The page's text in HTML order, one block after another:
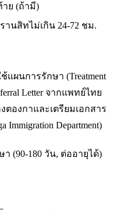
ย (ถ้ามี)
านสิทไม่เกิน 24-72 ชม.
ช้แผนการรักษา (Treatment
Letter จากแพทย์ไทย
ตองกาและเตรียมเอกสาร
Department)
(90-180 วัน, ต่ออายุได้)